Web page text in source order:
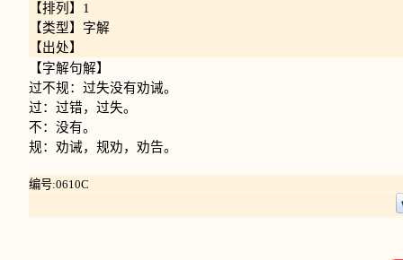
【排列】1
【类型】字解
【出处】
【字解句解】
过不规：过失没有劝诫。
过：过错，过失。
不：没有。
规：劝诫，规劝，劝告。
编号:0610C